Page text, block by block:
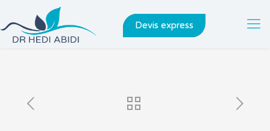
Devis express